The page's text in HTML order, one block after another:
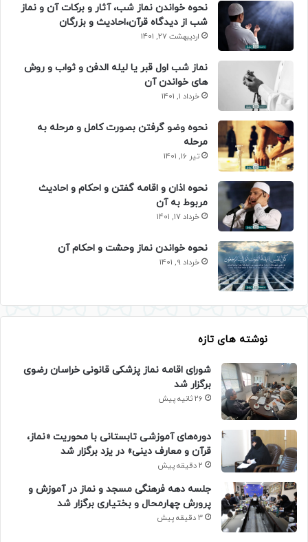
نحوه خواندن نماز شب، آثار و برکات آن و نماز
شب از دیدگاه قرآن،احادیث و بزرگان
اردیبهشت 27, 1401
نماز شب اول قبر یا لیله الدفن و ثواب و روش
های خواندن آن
خرداد 1, 1401
نحوه وضو گرفتن بصورت کامل و مرحله به
مرحله
تیر 16, 1401
نحوه اذان و اقامه گفتن و احکام و احادیث
مربوط به آن
خرداد 17, 1401
نحوه خواندن نماز وحشت و احکام آن
خرداد 9, 1401
نوشته های تازه
شورای اقامه نماز پزشکی قانونی خراسان رضوی
برگزار شد
26 ثانیه پیش
دوره‌های آموزشی تابستانی با محوریت «نماز،
قرآن و معارف دینی» در یزد برگزار شد
2 دقیقه پیش
جلسه دهه فرهنگی مسجد و نماز در آموزش و
پرورش چهارمحال و بختیاری برگزار شد
3 دقیقه پیش